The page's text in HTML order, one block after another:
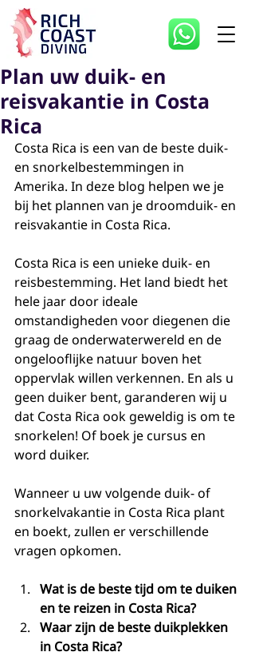
Plan uw duik- en
reisvakantie in Costa
Rica
Costa Rica is een van de beste duik-
en snorkelbestemmingen in
Amerika. In deze blog helpen we je
bij het plannen van je droomduik- en
reisvakantie in Costa Rica.
Costa Rica is een unieke duik- en
reisbestemming. Het land biedt het
hele jaar door ideale
omstandigheden voor diegenen die
graag de onderwaterwereld en de
ongelooflijke natuur boven het
oppervlak willen verkennen. En als u
geen duiker bent, garanderen wij u
dat Costa Rica ook geweldig is om te
snorkelen! Of boek je cursus en
word duiker.
Wanneer u uw volgende duik- of
snorkelvakantie in Costa Rica plant
en boekt, zullen er verschillende
vragen opkomen.
Wat is de beste tijd om te duiken
en te reizen in Costa Rica?
Waar zijn de beste duikplekken
in Costa Rica?